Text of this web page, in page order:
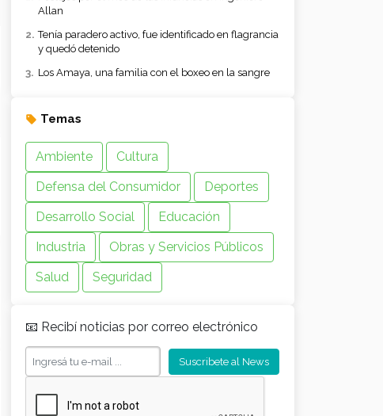
Allan
Tenía paradero activo, fue identificado en flagrancia
y quedó detenido
Los Amaya, una familia con el boxeo en la sangre
Temas
Ambiente
Cultura
Defensa del Consumidor
Deportes
Desarrollo Social
Educación
Industria
Obras y Servicios Públicos
Salud
Seguridad
📧 Recibí noticias por correo electrónico